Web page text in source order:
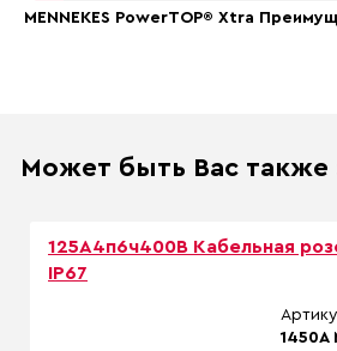
MENNEKES PowerTOP® Xtra
Может быть Вас также
125А4п6ч400В Кабельная
IP67
1450A